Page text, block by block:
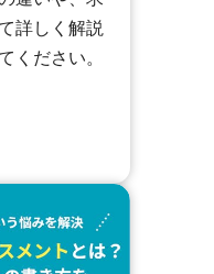
詳しく解説
ください。